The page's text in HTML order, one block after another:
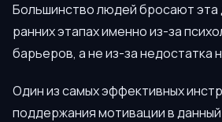
Большинство людей бросают эта
ранних этапах именно из-за
барьеров, а не из-за недостатка
Один из самых эффективных
поддержания мотивации в